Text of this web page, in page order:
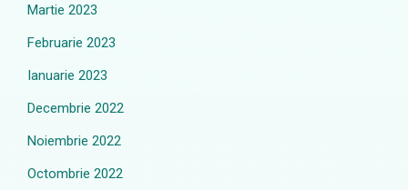
Martie 2023
Februarie 2023
Ianuarie 2023
Decembrie 2022
Noiembrie 2022
Octombrie 2022